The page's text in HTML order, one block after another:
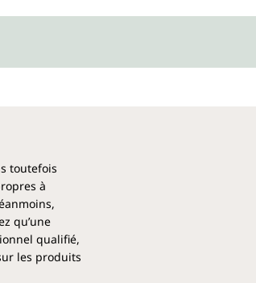
toutefois
à
qu’une
qualifié,
les produits